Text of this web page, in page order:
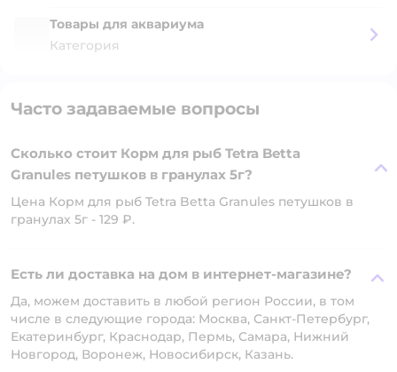
Товары для аквариума
Категория
Часто задаваемые вопросы
Сколько стоит Корм для рыб Tetra Betta
Granules петушков в гранулах 5г?
Цена Корм для рыб Tetra Betta Granules петушков в
гранулах 5г - 129 ₽.
Есть ли доставка на дом в интернет-магазине?
Да, можем доставить в любой регион России, в том
числе в следующие города: Москва, Санкт-Петербург,
Екатеринбург, Краснодар, Пермь, Самара, Нижний
Новгород, Воронеж, Новосибирск, Казань.